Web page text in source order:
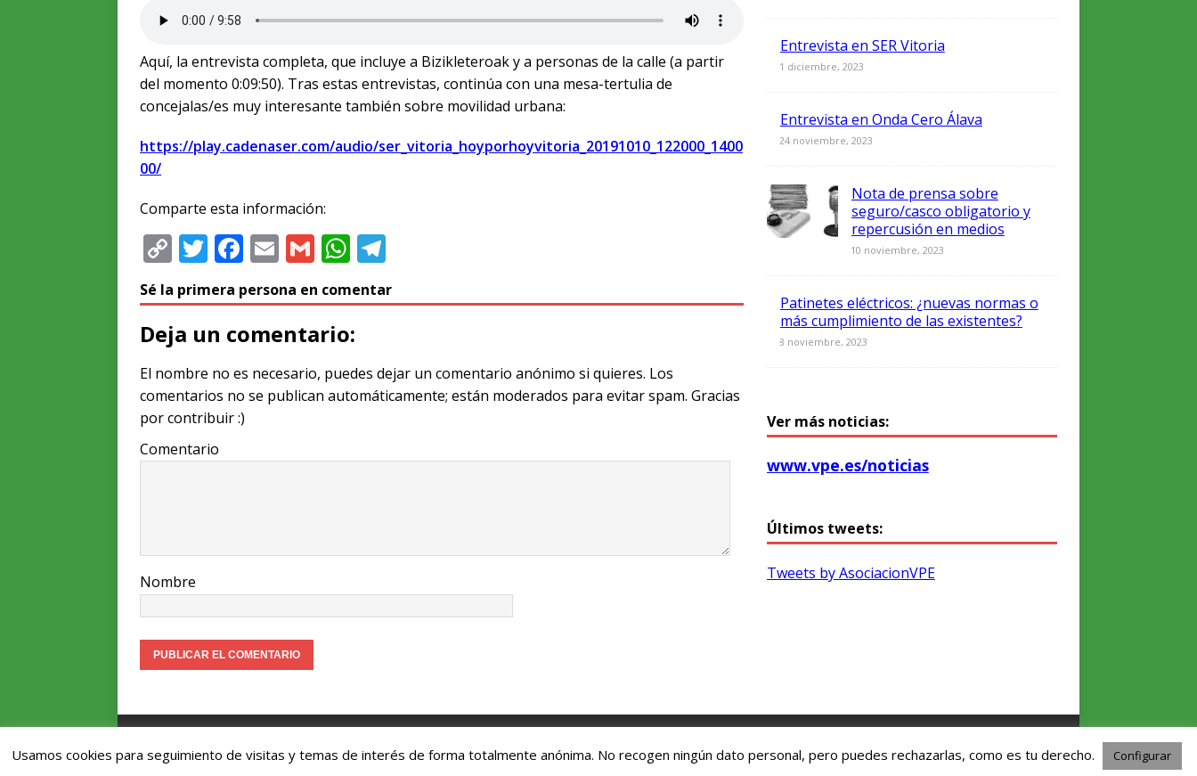
Aquí, la entrevista completa, que incluye a Bizikleteroak y a personas de la calle (a partir
del momento 0:09:50). Tras estas entrevistas, continúa con una mesa-tertulia de
concejalas/es muy interesante también sobre movilidad urbana:
https://play.cadenaser.com/audio/ser_vitoria_hoyporhoyvitoria_20191010_122000_1400
00/
Comparte esta información:
C
o
p
y
Li
n
k
T
w
it
te
r
F
a
c
e
b
o
o
E
m
ai
l
G
m
ai
l
W
h
at
s
A
p
el
e
ra
m
Sé la primera persona en comentar
Deja un comentario:
El nombre no es necesario, puedes dejar un comentario anónimo si quieres. Los
comentarios no se publican automáticamente; están moderados para evitar spam. Gracias
por contribuir :)
Comentario
Nombre
Entrevista en SER Vitoria
1 diciembre, 2023
Entrevista en Onda Cero Álava
24 noviembre, 2023
0
Nota de prensa sobre
seguro/casco obligatorio y
repercusión en medios
10 noviembre, 2023
Patinetes eléctricos: ¿nuevas normas o
más cumplimiento de las existentes?
8 noviembre, 2023
Ver más noticias:
www.vpe.es/noticias
Últimos tweets:
Tweets by AsociacionVPE
vpe@vpe.es
Usamos cookies para seguimiento de visitas y temas de interés de forma totalmente anónima. No recogen ningún dato personal, pero puedes rechazarlas, como es tu derecho. Configurar